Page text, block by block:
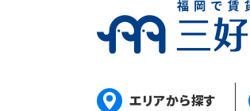
エリアから探す